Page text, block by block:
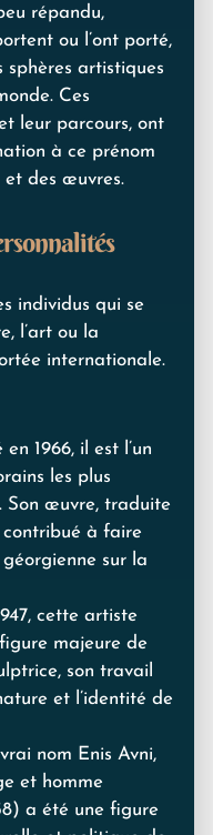
répandu,
ou l’ont porté,
sphères artistiques
Ces
leur parcours, ont
à ce prénom
et des œuvres.
individus qui se
l’art ou la
internationale.
en 1966, il est l’un
les plus
Son œuvre, traduite
contribué à faire
sur la
cette artiste
majeure de
son travail
et l’identité de
nom Enis Avni,
et homme
a été une figure